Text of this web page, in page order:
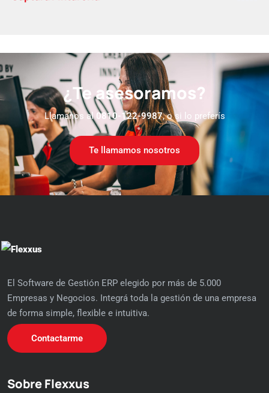
¿Te asesoramos?
Llamanos al 0810-122-9987, o si lo preferís
Te llamamos nosotros
El Software de Gestión ERP elegido por más de 5.000
Empresas y Negocios. Integrá toda la gestión de una empresa
de forma simple, flexible e intuitiva.
Contactarme
Sobre Flexxus